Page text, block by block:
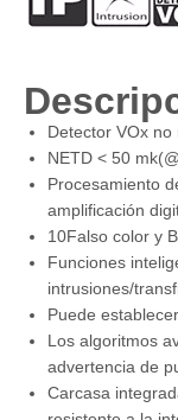
Detector VOx
NETD < 50
Procesamiento
amplificación
10Falso color y
Funciones
intrusiones/
Puede
Los algoritmos
advertencia de
Carcasa